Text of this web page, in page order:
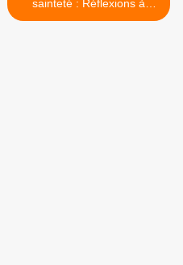
sainteté : Réflexions à
l’occasion du Yahrzeit du